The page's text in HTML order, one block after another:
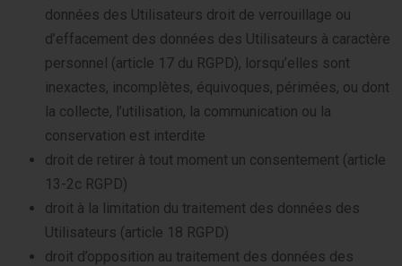
données des Utilisateurs droit de verrouillage ou
d’effacement des données des Utilisateurs à caractère
personnel (article 17 du RGPD), lorsqu’elles sont
inexactes, incomplètes, équivoques, périmées, ou dont
la collecte, l’utilisation, la communication ou la
conservation est interdite
droit de retirer à tout moment un consentement (article
13-2c RGPD)
droit à la limitation du traitement des données des
Utilisateurs (article 18 RGPD)
droit d’opposition au traitement des données des